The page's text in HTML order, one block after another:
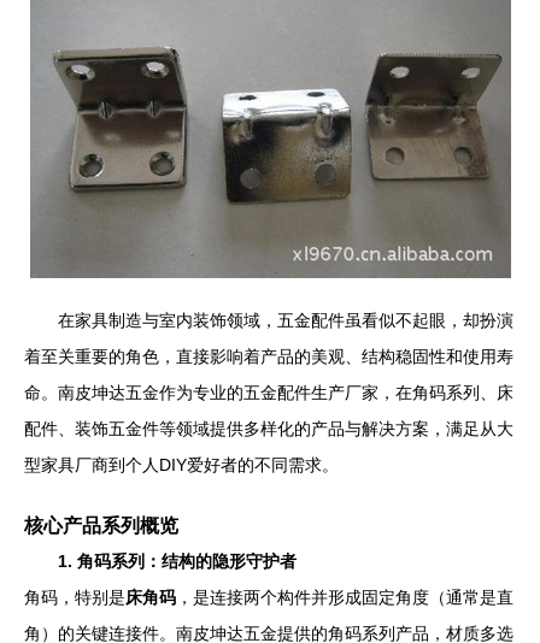
在家具制造与室内装饰领域，五金配件虽看似不起眼，却扮演
着至关重要的角色，直接影响着产品的美观、结构稳固性和使用寿
命。南皮坤达五金作为专业的五金配件生产厂家，在角码系列、床
配件、装饰五金件等领域提供多样化的产品与解决方案，满足从大
型家具厂商到个人DIY爱好者的不同需求。
核心产品系列概览
1. 角码系列：结构的隐形守护者
角码，特别是床角码 ，是连接两个构件并形成固定角度（通常是直
角）的关键连接件。南皮坤达五金提供的角码系列产品，材质多选